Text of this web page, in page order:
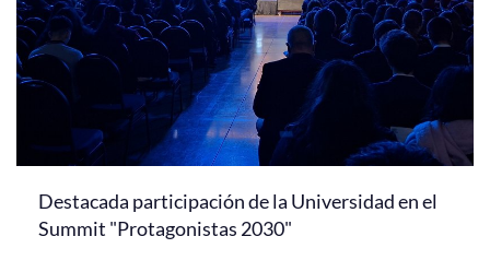
Destacada participación de la Universidad en el
Summit "Protagonistas 2030"